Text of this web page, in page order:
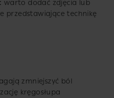
warto dodać zdjęcia lub
przedstawiające technikę
zmniejszyć ból
kręgosłupa